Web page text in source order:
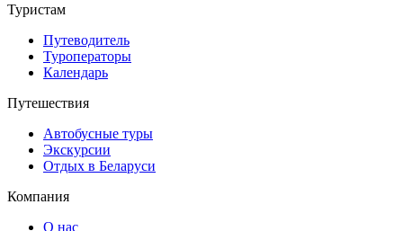
Туристам
Путеводитель
Туроператоры
Календарь
Путешествия
Автобусные туры
Экскурсии
Отдых в Беларуси
Компания
О нас